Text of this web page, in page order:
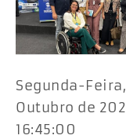
Segunda-Feira,
Outubro de
16:45:00